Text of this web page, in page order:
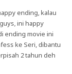
ending, kalau
ini happy
ending movie ini
ke Seri, dibantu
2 tahun deh